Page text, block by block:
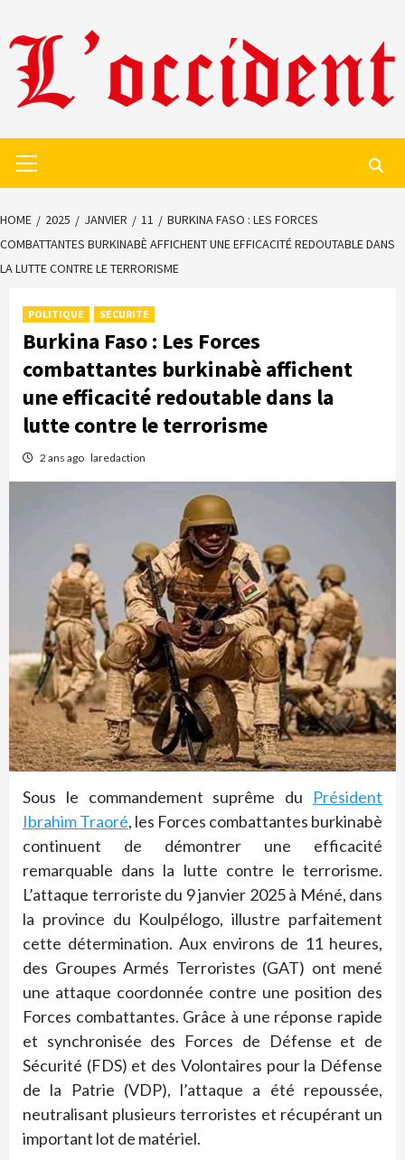
to
content
Menu
HOME 2025 JANVIER 11
BURKINA FASO : LES FORCES
COMBATTANTES BURKINABÈ AFFICHENT UNE EFFICACITÉ REDOUTABLE DANS
LA LUTTE CONTRE LE TERRORISME
POLITIQUE SECURITE
Burkina Faso : Les Forces
combattantes burkinabè affichent
une efficacité redoutable dans la
lutte contre le terrorisme
2 ans ago laredaction
Sous le commandement suprême du Président
Ibrahim Traoré, les Forces combattantes burkinabè
continuent de démontrer une efficacité
remarquable dans la lutte contre le terrorisme.
L’attaque terroriste du 9 janvier 2025 à Méné, dans
la province du Koulpélogo, illustre parfaitement
cette détermination. Aux environs de 11 heures,
des Groupes Armés Terroristes (GAT) ont mené
une attaque coordonnée contre une position des
Forces combattantes. Grâce à une réponse rapide
et synchronisée des Forces de Défense et de
Sécurité (FDS) et des Volontaires pour la Défense
de la Patrie (VDP), l’attaque a été repoussée,
neutralisant plusieurs terroristes et récupérant un
important lot de matériel.